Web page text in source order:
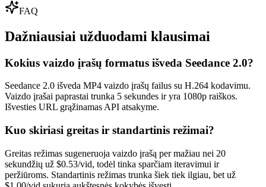
FAQ
Dažniausiai užduodami klausimai
Kokius vaizdo įrašų formatus išveda Seedance 2.0?
Seedance 2.0 išveda MP4 vaizdo įrašų failus su H.264 kodavimu.
Vaizdo įrašai paprastai trunka 5 sekundes ir yra 1080p raiškos.
Išvesties URL grąžinamas API atsakyme.
Kuo skiriasi greitas ir standartinis režimai?
Greitas režimas sugeneruoja vaizdo įrašą per mažiau nei 20
sekundžių už $0.53/vid, todėl tinka sparčiam iteravimui ir
peržiūroms. Standartinis režimas trunka šiek tiek ilgiau, bet už